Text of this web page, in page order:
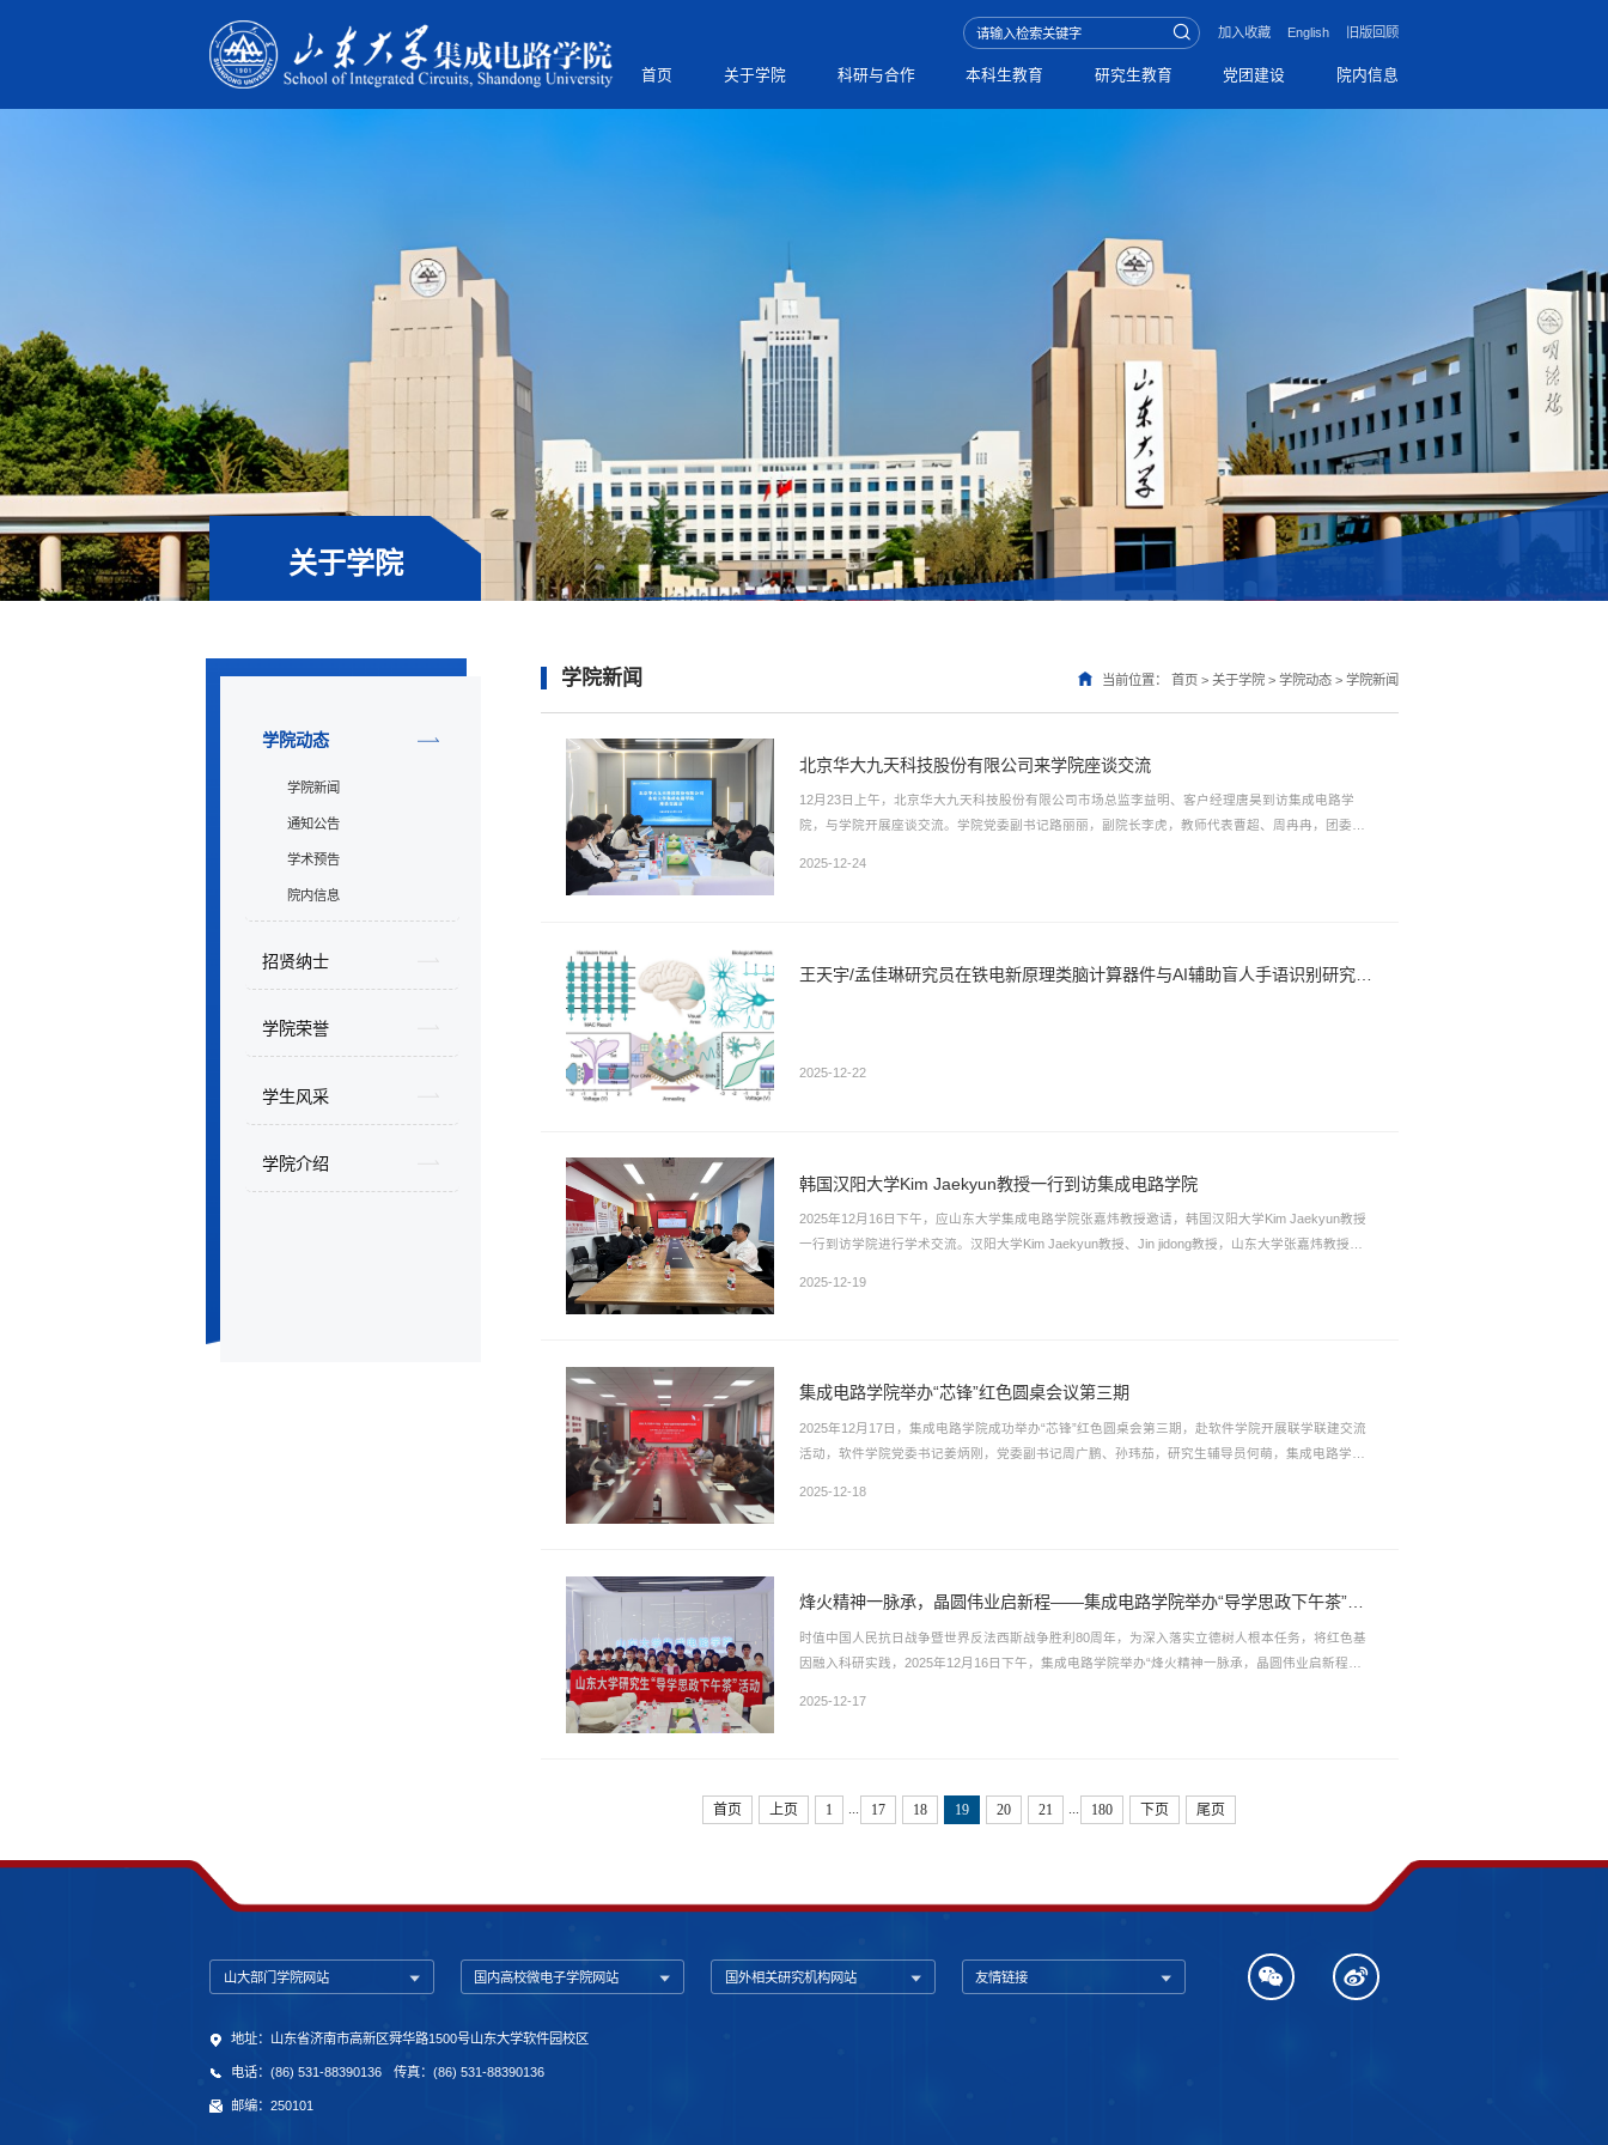
加入收藏 English 旧版回顾
首页 关于学院 科研与合作 本科生教育 研究生教育 党团建设 院内信息
关于学院
学院动态
学院新闻
通知公告
学术预告
院内信息
招贤纳士
学院荣誉
学生风采
学院介绍
当前位置： 首页 > 关于学院 > 学院动态 > 学院新闻
学院新闻
北京华大九天科技股份有限公司来学院座谈交流
12月23日上午，北京华大九天科技股份有限公司市场总监李益明、客户经理唐昊到访集成电路学
院，与学院开展座谈交流。学院党委副书记路丽丽，副院长李虎，教师代表曹超、周冉冉，团委书
2025-12-24
2025-12-22
韩国汉阳大学Kim Jaekyun教授一行到访集成电路学院
2025年12月16日下午，应山东大学集成电路学院张嘉炜教授邀请，韩国汉阳大学Kim Jaekyun教授
一行到访学院进行学术交流。汉阳大学Kim Jaekyun教授、Jin jidong教授，山东大学张嘉炜教授共
2025-12-19
集成电路学院举办“芯锋”红色圆桌会议第三期
2025年12月17日，集成电路学院成功举办“芯锋”红色圆桌会第三期，赴软件学院开展联学联建交流
活动，软件学院党委书记姜炳刚，党委副书记周广鹏、孙玮茄，研究生辅导员何萌，集成电路学院
2025-12-18
烽火精神一脉承，晶圆伟业启新程——集成电路学院举办“导学思政下午茶”活动
时值中国人民抗日战争暨世界反法西斯战争胜利80周年，为深入落实立德树人根本任务，将红色基
因融入科研实践，2025年12月16日下午，集成电路学院举办“烽火精神一脉承，晶圆伟业启新程
2025-12-17
首页 上页 1 ... 17 18 19 20 21 ... 180 下页 尾页
山大部门学院网站 国内高校微电子学院网站 国外相关研究机构网站 友情链接
地址：山东省济南市高新区舜华路1500号山东大学软件园校区
电话：(86) 531-88390136 传真：(86) 531-88390136
邮编：250101